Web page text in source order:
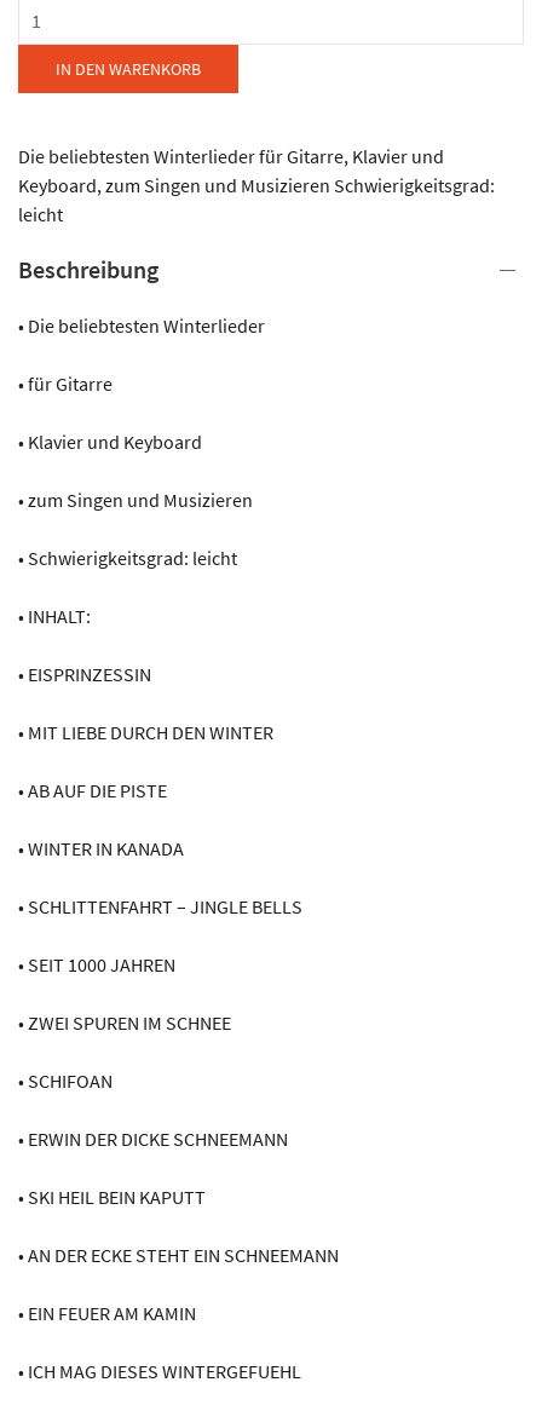
Hildner
Immer
es
schneit
Menge
IN DEN WARENKORB
Die beliebtesten Winterlieder für Gitarre, Klavier und
Keyboard, zum Singen und Musizieren Schwierigkeitsgrad:
leicht
Beschreibung
• Die beliebtesten Winterlieder
• für Gitarre
• Klavier und Keyboard
• zum Singen und Musizieren
• Schwierigkeitsgrad: leicht
• INHALT:
• EISPRINZESSIN
• MIT LIEBE DURCH DEN WINTER
• AB AUF DIE PISTE
• WINTER IN KANADA
• SCHLITTENFAHRT – JINGLE BELLS
• SEIT 1000 JAHREN
• ZWEI SPUREN IM SCHNEE
• SCHIFOAN
• ERWIN DER DICKE SCHNEEMANN
• SKI HEIL BEIN KAPUTT
• AN DER ECKE STEHT EIN SCHNEEMANN
• EIN FEUER AM KAMIN
• ICH MAG DIESES WINTERGEFUEHL